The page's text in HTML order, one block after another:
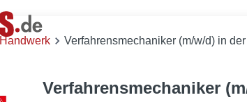
Handwerk Verfahrensmechaniker (m/w/d) in
Verfahrensmechaniker